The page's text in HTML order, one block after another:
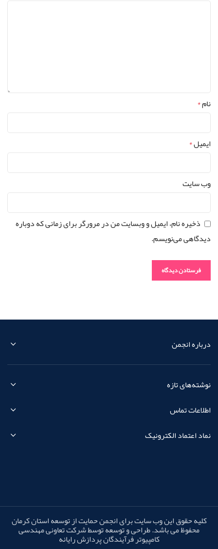
نام*
ایمیل*
وب‌ سایت
ذخیره نام، ایمیل و وبسایت من در مرورگر برای زمانی که دوباره
دیدگاهی می‌نویسم.
درباره انجمن
نوشته‌های تازه
اطلاعات تماس
نماد اعتماد الکترونیک
کلیه حقوق این وب سایت برای انجمن حمایت از توسعه استان کرمان
محفوظ می باشد. طراحی و توسعه توسط شرکت تعاونی مهندسی
کامپیوتر فرآیندگان پردازش رایانه